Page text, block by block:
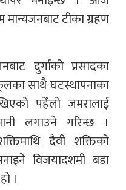
मान्यजनबाट टीका ग्रहण
दुर्गाको प्रसादका
साथै घटस्थापनाका
पहेँलो जमरालाई
लगाउने गरिन्छ ।
दैवी शक्तिको
विजयादशमी बडा
।